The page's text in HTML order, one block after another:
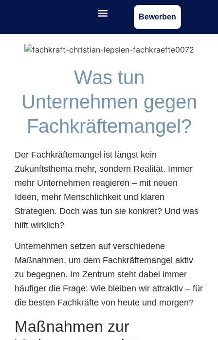
Bewerben
Was tun
Unternehmen gegen
Fachkräftemangel?
Der Fachkräftemangel ist längst kein
Zukunftsthema mehr, sondern Realität. Immer
mehr Unternehmen reagieren – mit neuen
Ideen, mehr Menschlichkeit und klaren
Strategien. Doch was tun sie konkret? Und was
hilft wirklich?
Unternehmen setzen auf verschiedene
Maßnahmen, um dem Fachkräftemangel aktiv
zu begegnen. Im Zentrum steht dabei immer
häufiger die Frage: Wie bleiben wir attraktiv – für
die besten Fachkräfte von heute und morgen?
Maßnahmen zur